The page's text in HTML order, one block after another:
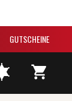
GUTSCHEINE